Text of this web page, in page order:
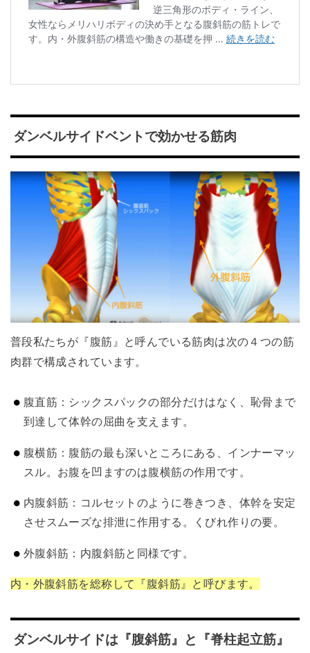
ダンベルサイドベントで効かせる筋肉
普段私たちが『腹筋』と呼んでいる筋肉は次の４つの筋
肉群で構成されています。
腹直筋：シックスパックの部分だけはなく、恥骨まで
到達して体幹の屈曲を支えます。
腹横筋：腹筋の最も深いところにある、インナーマッ
スル。お腹を凹ますのは腹横筋の作用です。
内腹斜筋：コルセットのように巻きつき、体幹を安定
させスムーズな排泄に作用する。くびれ作りの要。
外腹斜筋：内腹斜筋と同様です。
内・外腹斜筋を総称して『腹斜筋』と呼びます。
ダンベルサイドは『腹斜筋』と『脊柱起立筋』